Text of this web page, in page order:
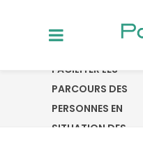
FACILITER LES
PARCOURS DES
PERSONNES EN
SITUATION DES